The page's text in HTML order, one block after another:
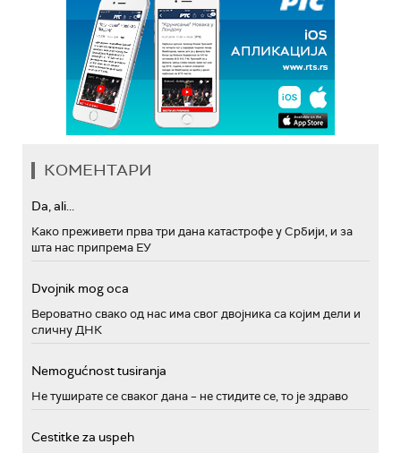
КОМЕНТАРИ
Da, ali...
Како преживети прва три дана катастрофе у Србији, и за
шта нас припрема ЕУ
Dvojnik mog oca
Вероватно свако од нас има свог двојника са којим дели и
сличну ДНК
Nemogućnost tusiranja
Не туширате се сваког дана – не стидите се, то је здраво
Cestitke za uspeh